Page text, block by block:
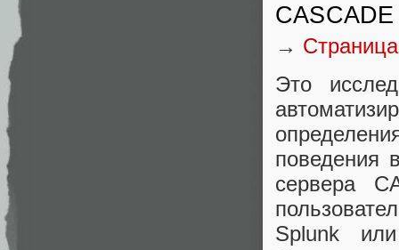
CASCADE
→
Это
поведения
сервера
Splunk или